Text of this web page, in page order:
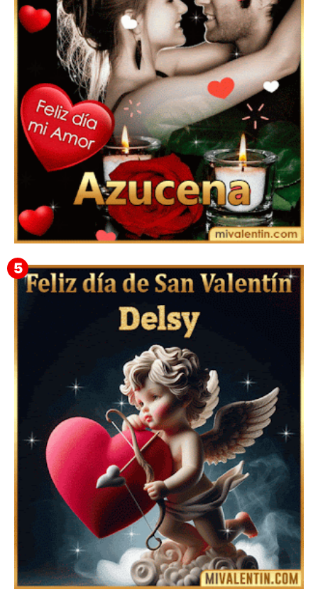
Mensajes Tarjetas y GiF de San Valentín para Amigas
Feliz San Valentín Azucena